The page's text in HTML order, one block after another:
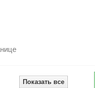
Показать все